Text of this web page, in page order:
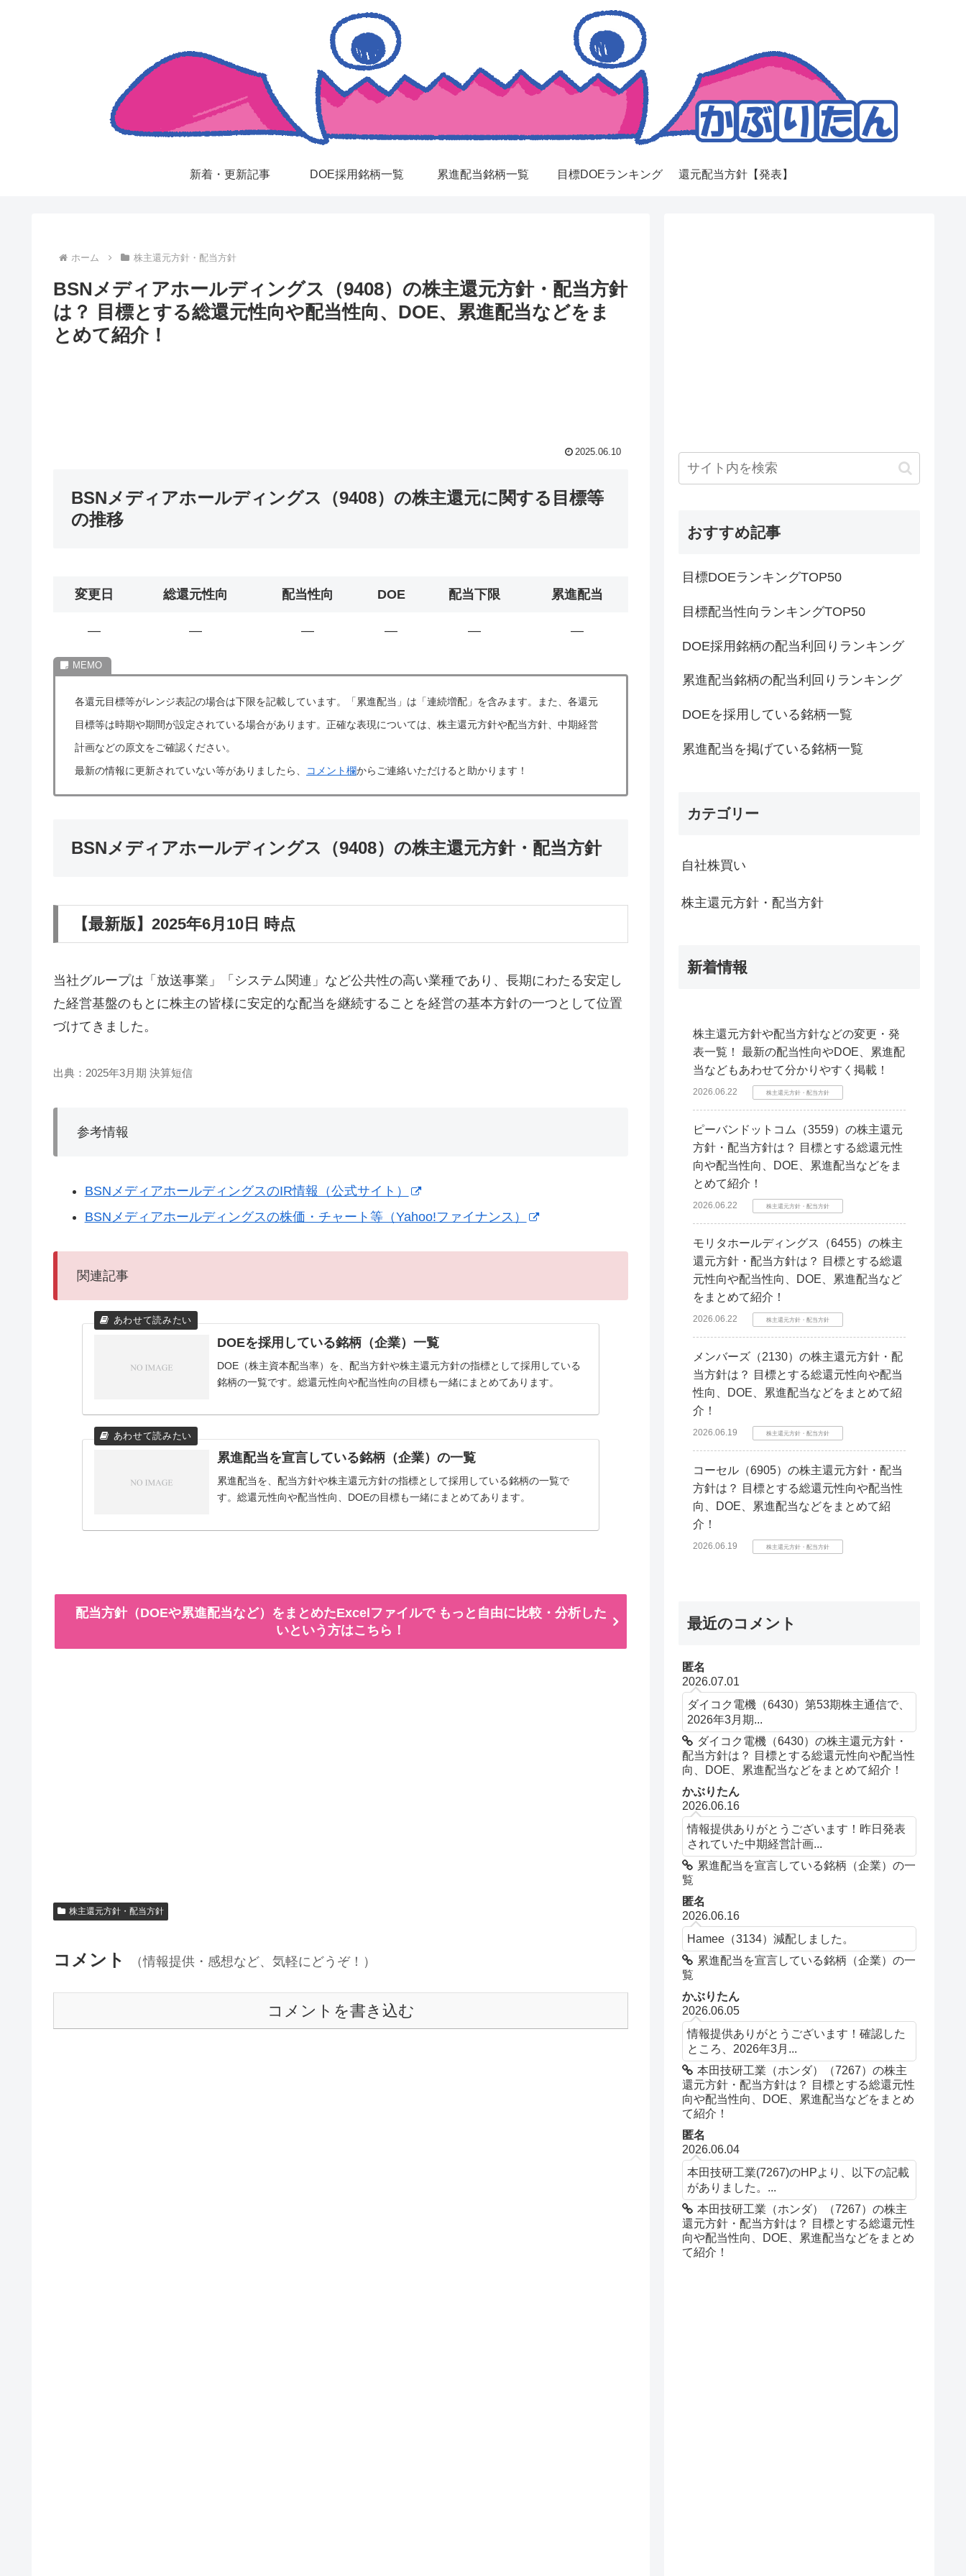
新着・更新記事 DOE採用銘柄一覧 累進配当銘柄一覧 目標DOEランキング 還元配当方針【発表】
ホーム 株主還元方針・配当方針
BSNメディアホールディングス（9408）の株主還元方針・配当方針
は？ 目標とする総還元性向や配当性向、DOE、累進配当などをま
とめて紹介！
2025.06.10
BSNメディアホールディングス（9408）の株主還元に関する目標等
の推移
変更日 総還元性向 配当性向 DOE 配当下限 累進配当
― ― ― ― ― ―
各還元目標等がレンジ表記の場合は下限を記載しています。「累進配当」は「連続増配」を含みます。また、各還元
目標等は時期や期間が設定されている場合があります。正確な表現については、株主還元方針や配当方針、中期経営
計画などの原文をご確認ください。
最新の情報に更新されていない等がありましたら、
コメント欄からご連絡いただけると助かります！
BSNメディアホールディングス（9408）の株主還元方針・配当方針
【最新版】2025年6月10日 時点
当社グループは「放送事業」「システム関連」など公共性の高い業種であり、長期にわたる安定し
た経営基盤のもとに株主の皆様に安定的な配当を継続することを経営の基本方針の一つとして位置
づけてきました。
出典：2025年3月期 決算短信
参考情報
BSNメディアホールディングスのIR情報（公式サイト）
BSNメディアホールディングスの株価・チャート等（Yahoo!ファイナンス）
関連記事
DOEを採用している銘柄（企業）一覧
DOE（株主資本配当率）を、配当方針や株主還元方針の指標として採用している
銘柄の一覧です。総還元性向や配当性向の目標も一緒にまとめてあります。
累進配当を宣言している銘柄（企業）の一覧
累進配当を、配当方針や株主還元方針の指標として採用している銘柄の一覧で
す。総還元性向や配当性向、DOEの目標も一緒にまとめてあります。
配当方針（DOEや累進配当など）をまとめたExcelファイルで もっと自由に比較・分析した
いという方はこちら！
株主還元方針・配当方針
コメント （情報提供・感想など、気軽にどうぞ！）
コメントを書き込む
おすすめ記事
目標DOEランキングTOP50
目標配当性向ランキングTOP50
DOE採用銘柄の配当利回りランキング
累進配当銘柄の配当利回りランキング
DOEを採用している銘柄一覧
累進配当を掲げている銘柄一覧
カテゴリー
自社株買い
株主還元方針・配当方針
新着情報
株主還元方針や配当方針などの変更・発
表一覧！ 最新の配当性向やDOE、累進配
当などもあわせて分かりやすく掲載！
2026.06.22 株主還元方針・配当方針
ピーバンドットコム（3559）の株主還元
方針・配当方針は？ 目標とする総還元性
向や配当性向、DOE、累進配当などをま
とめて紹介！
2026.06.22 株主還元方針・配当方針
モリタホールディングス（6455）の株主
還元方針・配当方針は？ 目標とする総還
元性向や配当性向、DOE、累進配当など
をまとめて紹介！
2026.06.22 株主還元方針・配当方針
メンバーズ（2130）の株主還元方針・配
当方針は？ 目標とする総還元性向や配当
性向、DOE、累進配当などをまとめて紹
介！
2026.06.19 株主還元方針・配当方針
コーセル（6905）の株主還元方針・配当
方針は？ 目標とする総還元性向や配当性
向、DOE、累進配当などをまとめて紹
介！
2026.06.19 株主還元方針・配当方針
最近のコメント
匿名
2026.07.01
ダイコク電機（6430）第53期株主通信で、
2026年3月期...
ダイコク電機（6430）の株主還元方針・
配当方針は？ 目標とする総還元性向や配当性
向、DOE、累進配当などをまとめて紹介！
かぶりたん
2026.06.16
情報提供ありがとうございます！昨日発表
されていた中期経営計画...
累進配当を宣言している銘柄（企業）の一
覧
匿名
2026.06.16
Hamee（3134）減配しました。
累進配当を宣言している銘柄（企業）の一
覧
かぶりたん
2026.06.05
情報提供ありがとうございます！確認した
ところ、2026年3月...
本田技研工業（ホンダ）（7267）の株主
還元方針・配当方針は？ 目標とする総還元性
向や配当性向、DOE、累進配当などをまとめ
て紹介！
匿名
2026.06.04
本田技研工業(7267)のHPより、以下の記載
がありました。...
本田技研工業（ホンダ）（7267）の株主
還元方針・配当方針は？ 目標とする総還元性
向や配当性向、DOE、累進配当などをまとめ
て紹介！